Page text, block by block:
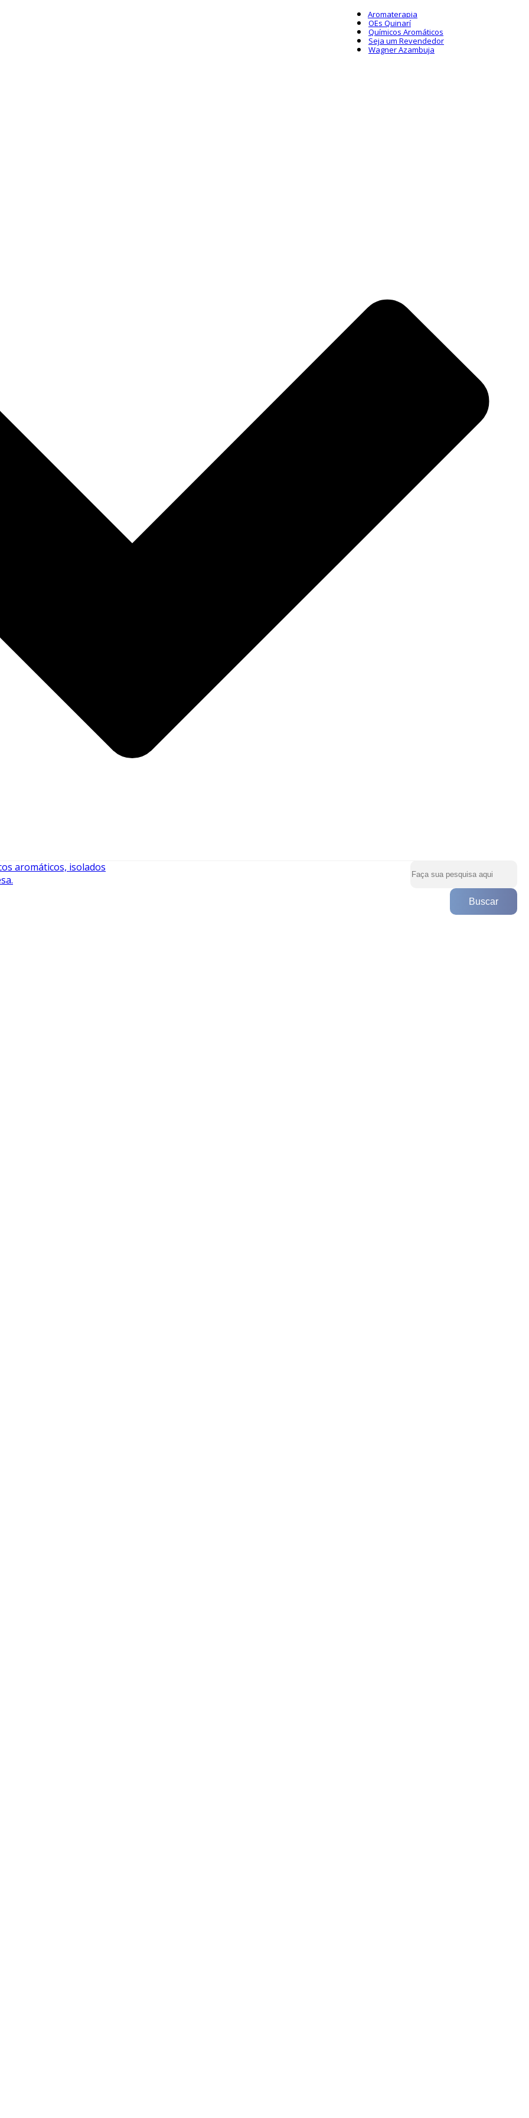
Aromaterapia
OEs Quinarí
Químicos Aromáticos
Seja um Revendedor
Wagner Azambuja